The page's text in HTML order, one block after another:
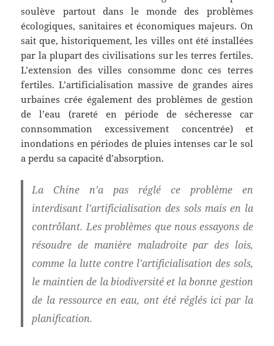
soulève partout dans le monde des problèmes
écologiques, sanitaires et économiques majeurs. On
sait que, historiquement, les villes ont été installées
par la plupart des civilisations sur les terres fertiles.
L’extension des villes consomme donc ces terres
fertiles. L’artificialisation massive de grandes aires
urbaines crée également des problèmes de gestion
de l’eau (rareté en période de sécheresse car
connsommation excessivement concentrée) et
inondations en périodes de pluies intenses car le sol
a perdu sa capacité d’absorption.
La Chine n’a pas réglé ce problème en
interdisant l’artificialisation des sols mais en la
contrôlant. Les problèmes que nous essayons de
résoudre de manière maladroite par des lois,
comme la lutte contre l’artificialisation des sols,
le maintien de la biodiversité et la bonne gestion
de la ressource en eau, ont été réglés ici par la
planification.